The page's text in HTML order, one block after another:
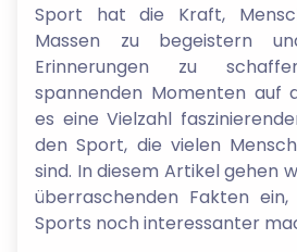
Sport hat die Kraft,
Massen zu begeistern
Erinnerungen zu
spannenden Momenten auf
es eine Vielzahl
den Sport, die vielen
sind. In diesem Artikel gehen
überraschenden Fakten
Sports noch interessanter